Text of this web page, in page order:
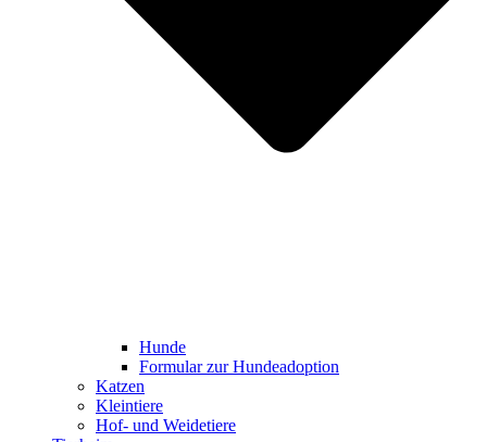
Hunde
Formular zur Hundeadoption
Katzen
Kleintiere
Hof- und Weidetiere